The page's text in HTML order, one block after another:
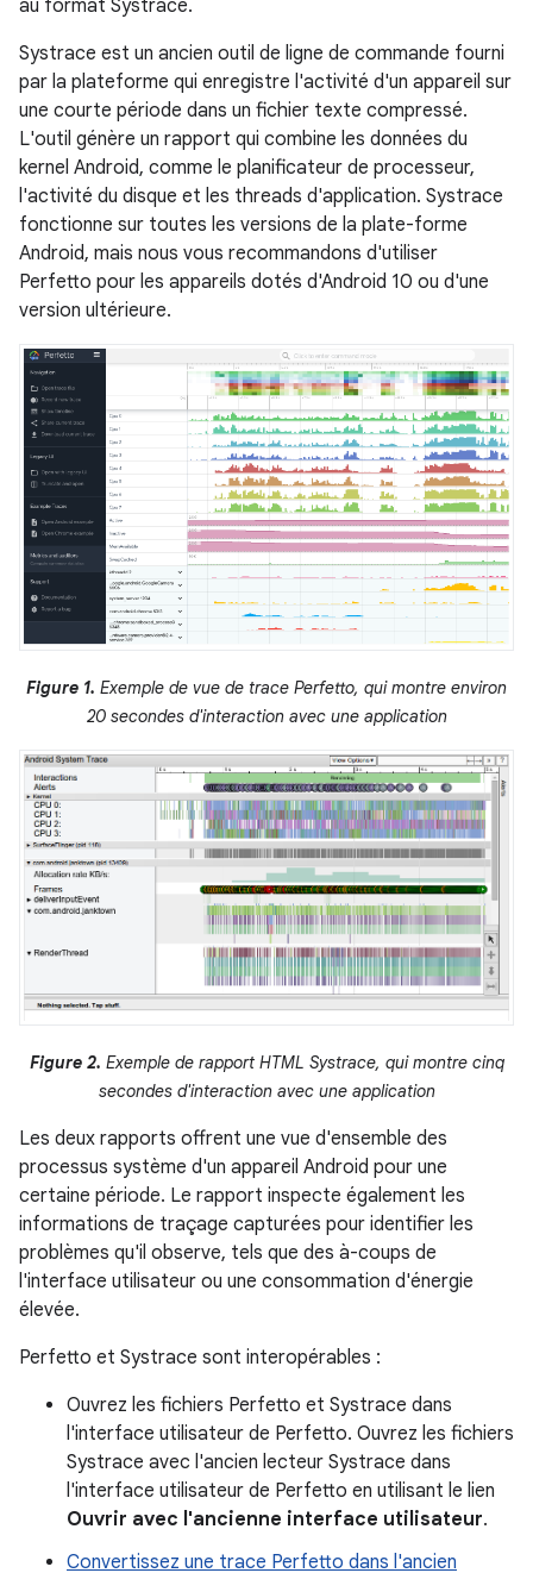
au format Systrace.
Systrace est un ancien outil de ligne de commande fourni
par la plateforme qui enregistre l'activité d'un appareil sur
une courte période dans un fichier texte compressé.
L'outil génère un rapport qui combine les données du
kernel Android, comme le planificateur de processeur,
l'activité du disque et les threads d'application. Systrace
fonctionne sur toutes les versions de la plate-forme
Android, mais nous vous recommandons d'utiliser
Perfetto pour les appareils dotés d'Android 10 ou d'une
version ultérieure.
Figure 1. Exemple de vue de trace Perfetto, qui montre environ
20 secondes d'interaction avec une application
Figure 2. Exemple de rapport HTML Systrace, qui montre cinq
secondes d'interaction avec une application
Les deux rapports offrent une vue d'ensemble des
processus système d'un appareil Android pour une
certaine période. Le rapport inspecte également les
informations de traçage capturées pour identifier les
problèmes qu'il observe, tels que des à-coups de
l'interface utilisateur ou une consommation d'énergie
élevée.
Perfetto et Systrace sont interopérables :
Ouvrez les fichiers Perfetto et Systrace dans
l'interface utilisateur de Perfetto. Ouvrez les fichiers
Systrace avec l'ancien lecteur Systrace dans
l'interface utilisateur de Perfetto en utilisant le lien
Ouvrir avec l'ancienne interface utilisateur.
Convertissez une trace Perfetto dans l'ancien